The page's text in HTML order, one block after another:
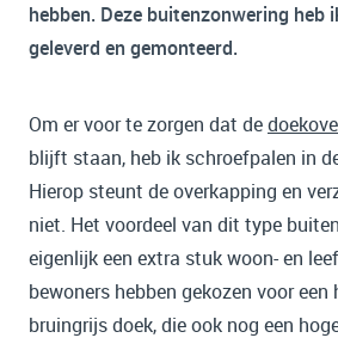
hebben. Deze buitenzonwering heb
geleverd en gemonteerd.
Om er voor te zorgen dat de
blijft staan, heb ik schroefpalen in
Hierop steunt de overkapping en
niet. Het voordeel van dit type
eigenlijk een extra stuk woon- en
bewoners hebben gekozen voor een
bruingrijs doek, die ook nog een